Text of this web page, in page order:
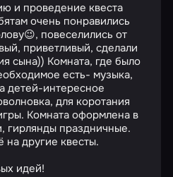
и проведение квеста
очень понравились
повеселились от
приветливый, сделали
сына)) Комната, где было
есть- музыка,
детей-интересное
для коротания
Комната оформлена в
гирлянды праздничные.
другие квесты.
идей!